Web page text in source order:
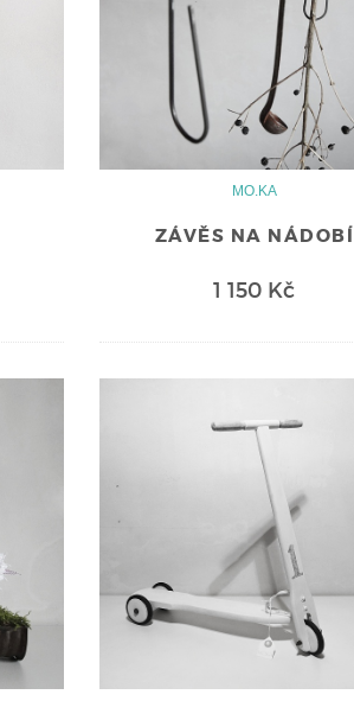
MO.KA
ZÁVĚS NA NÁDOBÍ
1 150 Kč